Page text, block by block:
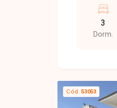
fácil
cidade, o
vida para toda a
bem
3
Dorm.
Cód. 53053